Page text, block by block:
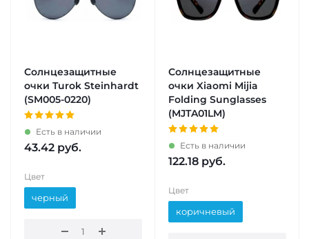
Солнцезащитные
очки Turok Steinhardt
(SM005-0220)
Есть в наличии
43.42 руб.
Цвет
черный
Солнцезащитные
очки Xiaomi Mijia
Folding Sunglasses
(MJTA01LM)
Есть в наличии
122.18 руб.
Цвет
коричневый